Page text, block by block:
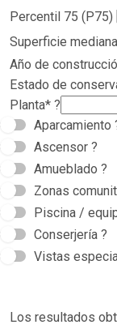
Percentil 75 (P75)
Superficie
Año de
Estado de
Planta* ?
Aparcamiento
Ascensor?
Amueblado?
Zonas
Piscina /
Conserjería?
Vistas
Los resultados